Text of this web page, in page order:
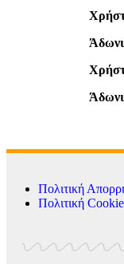
Πολιτική
Πολιτική